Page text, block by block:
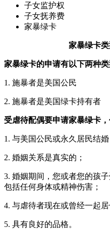
子女监护权
子女抚养费
家暴绿卡
家暴绿卡
家暴绿卡的申请有以下两种类
1. 施暴者是美国公民
2. 施暴者是美国绿卡持有者
受虐待配偶要申请家暴绿卡
1. 与美国公民或永久居民结婚
2. 婚姻关系是真实的；
3. 婚姻期间，您或者您的孩
包括任何身体或精神伤害；
4. 与虐待者现在或曾经一起居
5. 具有良好的品格。